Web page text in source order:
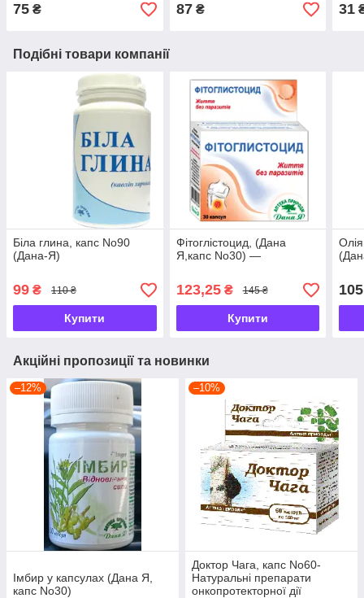
75 ₴ 87₴ 31
Подібні товари компанії
Біла глина, капс No90
(Дана-Я)
99 ₴ 110 ₴
Купити
Фітоглістоцид, (Дана
Я,капс No30) —
123,25₴ 145 ₴
Купити
105
Акційні пропозиції та новинки
–12%
Імбир у капсулах (Дана Я,
капс No30)
–10%
Доктор Чага, капс No60-
Натуральні препарати
онкопротекторної дії